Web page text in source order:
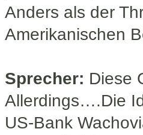
Anders als der
Amerikanischen
Sprecher: Diese
Allerdings….Die
US-Bank